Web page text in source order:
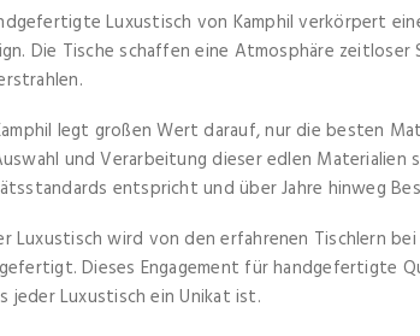
Luxustisch von Kamphil verkörpert
Die Tische schaffen eine Atmosphäre zeitloser
legt großen Wert darauf, nur die besten
und Verarbeitung dieser edlen Materialien
entspricht und über Jahre hinweg
Luxustisch wird von den erfahrenen Tischlern
Dieses Engagement für handgefertigte
jeder Luxustisch ein Unikat ist.